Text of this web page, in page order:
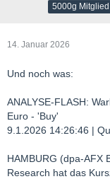
5000g Mitglied
14. Januar 2026
Und noch was:
ANALYSE-FLASH:
Euro - 'Buy'
9.1.2026 14:26:46 |
HAMBURG (dpa-AFX
Research hat das